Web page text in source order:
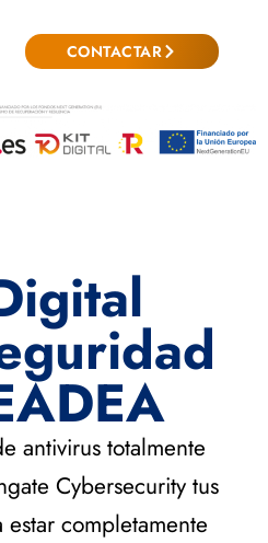
CONTACTAR
antivirus totalmente
Cybersecurity tus
estar completamente